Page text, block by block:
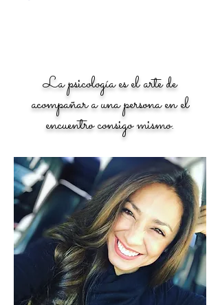
La psicología es el arte de
acompañar a una persona en el
encuentro consigo mismo.